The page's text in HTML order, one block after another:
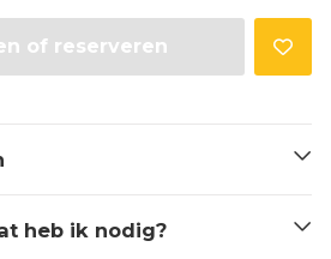
of reserveren
heb ik nodig?